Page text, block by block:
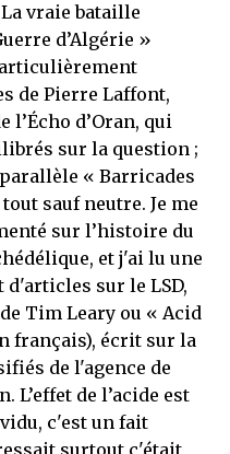
vraie bataille
d’Algérie »
de Pierre Laffont,
l’Écho d’Oran, qui
sur la question ;
« Barricades
sauf neutre. Je me
sur l’histoire du
et j'ai lu une
d'articles sur le LSD,
Tim Leary ou « Acid
français), écrit sur la
de l'agence de
L’effet de l’acide est
c'est un fait
surtout c'était